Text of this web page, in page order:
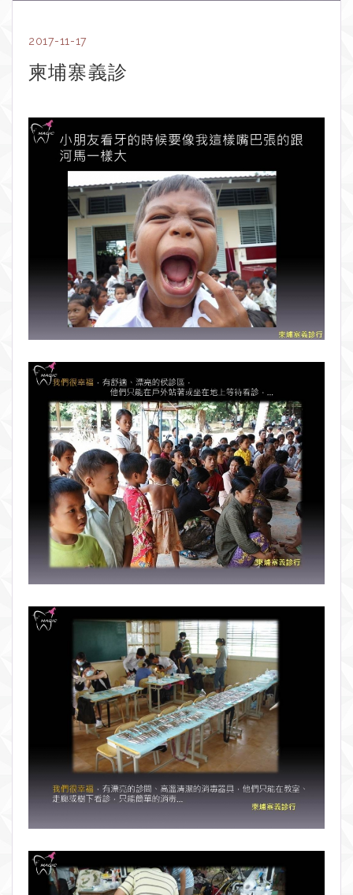
2017-11-17
柬埔寨義診